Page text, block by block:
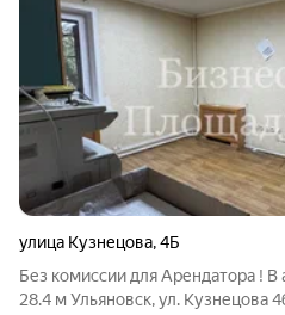
улица Кузнецова,4Б
Без комиссии для Арендатора !
28.4 м Ульяновск, ул. Кузнецова